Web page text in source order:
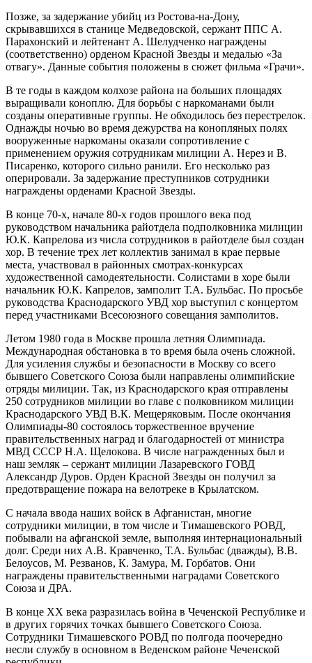
Позже, за задержание убийц из Ростова-на-Дону,
скрывавшихся в станице Медведовской, сержант ППС А.
Парахонский и лейтенант А. Шелудченко награждены
(соответственно) орденом Красной Звезды и медалью «За
отвагу». Данные события положены в сюжет фильма «Грачи».
В те годы в каждом колхозе района на больших площадях
выращивали коноплю. Для борьбы с наркоманами были
созданы оперативные группы. Не обходилось без перестрелок.
Однажды ночью во время дежурства на конопляных полях
вооруженные наркоманы оказали сопротивление с
применением оружия сотрудникам милиции А. Нерез и В.
Писаренко, которого сильно ранили. Его несколько раз
оперировали. За задержание преступников сотрудники
награждены орденами Красной Звезды.
В конце 70-х, начале 80-х годов прошлого века под
руководством начальника райотдела подполковника милиции
Ю.К. Капрелова из числа сотрудников в райотделе был создан
хор. В течение трех лет коллектив занимал в крае первые
места, участвовал в районных смотрах-конкурсах
художественной самодеятельности. Солистами в хоре были
начальник Ю.К. Капрелов, замполит Т.А. Бульбас. По просьбе
руководства Краснодарского УВД хор выступил с концертом
перед участниками Всесоюзного совещания замполитов.
Летом 1980 года в Москве прошла летняя Олимпиада.
Международная обстановка в то время была очень сложной.
Для усиления службы и безопасности в Москву со всего
бывшего Советского Союза были направлены олимпийские
отряды милиции. Так, из Краснодарского края отправлены
250 сотрудников милиции во главе с полковником милиции
Краснодарского УВД В.К. Мещеряковым. После окончания
Олимпиады-80 состоялось торжественное вручение
правительственных наград и благодарностей от министра
МВД СССР Н.А. Щелокова. В числе награжденных был и
наш земляк – сержант милиции Лазаревского ГОВД
Александр Дуров. Орден Красной Звезды он получил за
предотвращение пожара на велотреке в Крылатском.
С начала ввода наших войск в Афганистан, многие
сотрудники милиции, в том числе и Тимашевского РОВД,
побывали на афганской земле, выполняя интернациональный
долг. Среди них А.В. Кравченко, Т.А. Бульбас (дважды), В.В.
Белоусов, М. Резванов, К. Замура, М. Горбатов. Они
награждены правительственными наградами Советского
Союза и ДРА.
В конце XX века разразилась война в Чеченской Республике и
в других горячих точках бывшего Советского Союза.
Сотрудники Тимашевского РОВД по полгода поочередно
несли службу в основном в Веденском районе Чеченской